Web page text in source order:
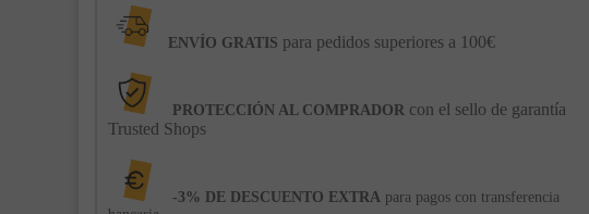
ENVÍO GRATIS para pedidos superiores a 100€
PROTECCIÓN AL COMPRADOR con el sello de garantía
Trusted Shops
-3% DE DESCUENTO EXTRA para pagos con transferencia